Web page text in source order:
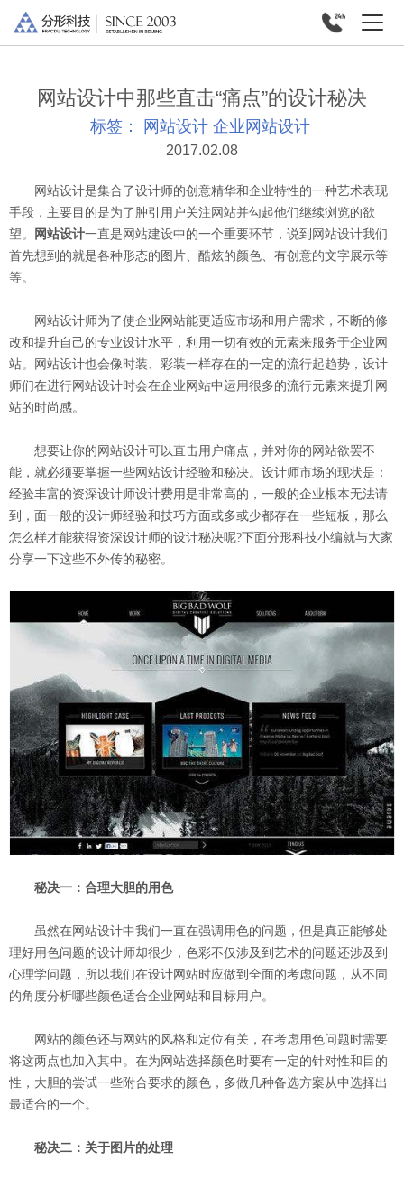
网站设计中那些直击“痛点”的设计秘决
标签： 网站设计 企业网站设计
2017.02.08
网站设计是集合了设计师的创意精华和企业特性的一种艺术表现
手段，主要目的是为了肿引用户关注网站并勾起他们继续浏览的欲
望。
网站设计一直是网站建设中的一个重要环节，说到网站设计我们
首先想到的就是各种形态的图片、酷炫的颜色、有创意的文字展示等
等。
网站设计师为了使企业网站能更适应市场和用户需求，不断的修
改和提升自己的专业设计水平，利用一切有效的元素来服务于企业网
站。网站设计也会像时装、彩装一样存在的一定的流行起趋势，设计
师们在进行网站设计时会在企业网站中运用很多的流行元素来提升网
站的时尚感。
想要让你的网站设计可以直击用户痛点，并对你的网站欲罢不
能，就必须要掌握一些网站设计经验和秘决。设计师市场的现状是：
经验丰富的资深设计师设计费用是非常高的，一般的企业根本无法请
到，面一般的设计师经验和技巧方面或多或少都存在一些短板，那么
怎么样才能获得资深设计师的设计秘决呢?下面分形科技小编就与大家
分享一下这些不外传的秘密。
秘决一：合理大胆的用色
虽然在网站设计中我们一直在强调用色的问题，但是真正能够处
理好用色问题的设计师却很少，色彩不仅涉及到艺术的问题还涉及到
心理学问题，所以我们在设计网站时应做到全面的考虑问题，从不同
的角度分析哪些颜色适合企业网站和目标用户。
网站的颜色还与网站的风格和定位有关，在考虑用色问题时需要
将这两点也加入其中。在为网站选择颜色时要有一定的针对性和目的
性，大胆的尝试一些附合要求的颜色，多做几种备选方案从中选择出
最适合的一个。
秘决二：关于图片的处理